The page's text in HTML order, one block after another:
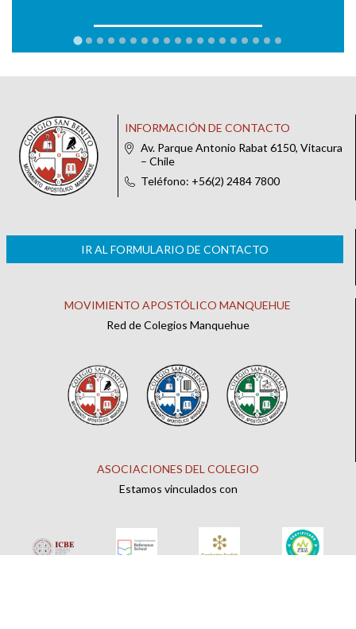
INFORMACIÓN DE CONTACTO
Av. Parque Antonio Rabat 6150, Vitacura
– Chile
Teléfono: +56(2) 2484 7800
IR AL FORMULARIO DE CONTACTO
MOVIMIENTO APOSTÓLICO MANQUEHUE
Red de Colegios Manquehue
ASOCIACIONES DEL COLEGIO
Estamos vinculados con